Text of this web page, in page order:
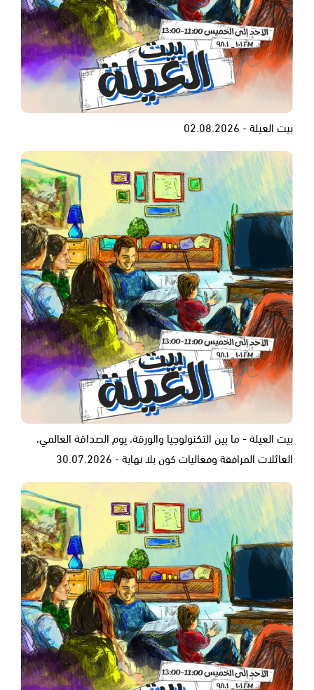
بيت العيلة - 02.08.2026
بيت العيلة - ما بين التكنولوجيا والورقة، يوم الصداقة العالمي،
العائلات المرافقة وفعاليات كون بلا نهاية - 30.07.2026